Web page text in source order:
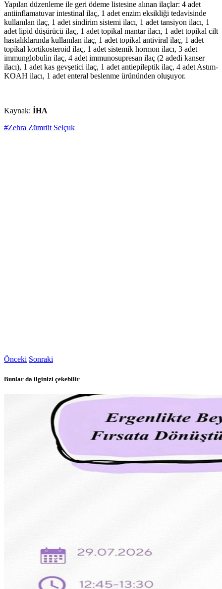
Yapılan düzenleme ile geri ödeme listesine alınan ilaçlar: 4 adet
antiinflamatuvar intestinal ilaç, 1 adet enzim eksikliği tedavisinde
kullanılan ilaç, 1 adet sindirim sistemi ilacı, 1 adet tansiyon ilacı, 1
adet lipid düşürücü ilaç, 1 adet topikal mantar ilacı, 1 adet topikal cilt
hastalıklarında kullanılan ilaç, 1 adet topikal antiviral ilaç, 1 adet
topikal kortikosteroid ilaç, 1 adet sistemik hormon ilacı, 3 adet
immunglobulin ilaç, 4 adet immunosupresan ilaç (2 adedi kanser
ilacı), 1 adet kas gevşetici ilaç, 1 adet antiepileptik ilaç, 4 adet Astım-
KOAH ilacı, 1 adet enteral beslenme ürününden oluşuyor.
Kaynak: İHA
#Zehra Zümrüt Selçuk
Önceki Sonraki
Bunlar da ilginizi çekebilir